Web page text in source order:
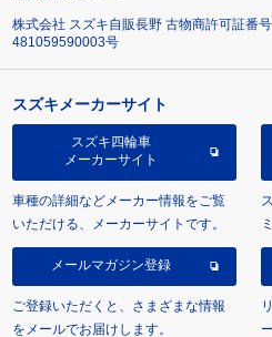
株式会社 スズキ自販長野 古物商許可証番
481059590003号
スズキメーカーサイト
スズキ四輪車
メーカーサイト
車種の詳細などメーカー情報をご覧
いただける、メーカーサイトです。
メールマガジン登録
ご登録いただくと、さまざまな情報
をメールでお届けします。